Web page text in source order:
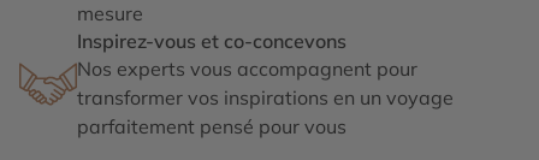
mesure
Inspirez-vous et co-concevons
Nos experts vous accompagnent pour
transformer vos inspirations en un voyage
parfaitement pensé pour vous